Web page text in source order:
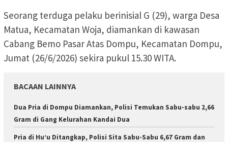
Seorang terduga pelaku berinisial G (29), warga Desa
Matua, Kecamatan Woja, diamankan di kawasan
Cabang Bemo Pasar Atas Dompu, Kecamatan Dompu,
Jumat (26/6/2026) sekira pukul 15.30 WITA.
BACAAN LAINNYA
Dua Pria di Dompu Diamankan, Polisi Temukan Sabu-sabu 2,66
Gram di Gang Kelurahan Kandai Dua
Pria di Hu’u Ditangkap, Polisi Sita Sabu-Sabu 6,67 Gram dan